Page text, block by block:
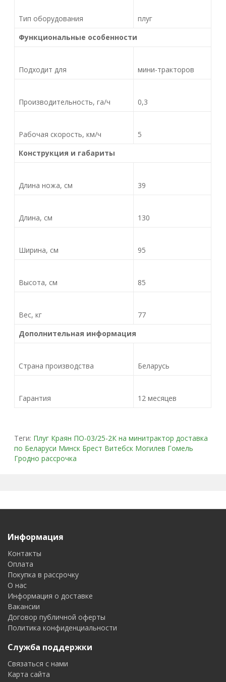
Тип оборудования
плуг
Функциональные особенности
Подходит для мини-тракторов
Производительность, га/ч 0,3
Рабочая скорость, км/ч
5
Конструкция и габариты
Длина ножа, см 39
Длина, см 130
Ширина, см 95
Высота, см 85
Вес, кг
77
Дополнительная информация
Страна производства Беларусь
Гарантия 12 месяцев
Теги: Плуг Краян ПО-03/25-2К на минитрактор доставка
по Беларуси Минск Брест Витебск Могилев Гомель
Гродно рассрочка
Информация
Контакты
Оплата
Покупка в рассрочку
О нас
Информация о доставке
Вакансии
Договор публичной оферты
Политика конфиденциальности
Служба поддержки
Связаться с нами
Карта сайта